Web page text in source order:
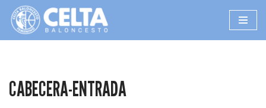
Saltar
CABECERA-ENTRADA